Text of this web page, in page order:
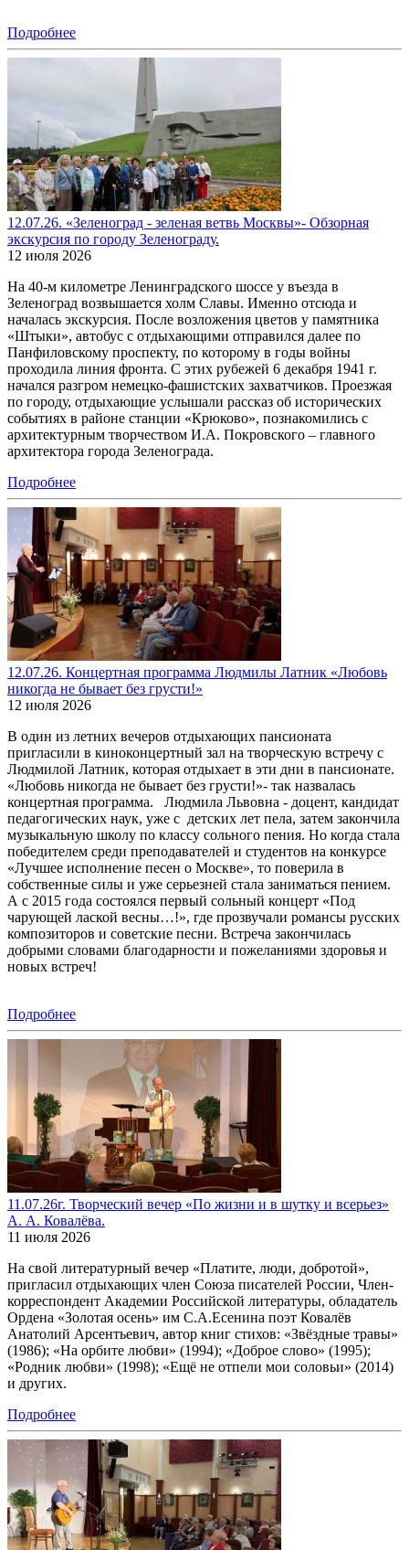
Подробнее
12.07.26. «Зеленоград - зеленая ветвь Москвы»- Обзорная
экскурсия по городу Зеленограду.
12 июля 2026
На 40-м километре Ленинградского шоссе у въезда в
Зеленоград возвышается холм Славы. Именно отсюда и
началась экскурсия. После возложения цветов у памятника
«Штыки», автобус с отдыхающими отправился далее по
Панфиловскому проспекту, по которому в годы войны
проходила линия фронта. С этих рубежей 6 декабря 1941 г.
начался разгром немецко-фашистских захватчиков. Проезжая
по городу, отдыхающие услышали рассказ об исторических
событиях в районе станции «Крюково», познакомились с
архитектурным творчеством И.А. Покровского – главного
архитектора города Зеленограда.
Подробнее
12.07.26. Концертная программа Людмилы Латник «Любовь
никогда не бывает без грусти!»
12 июля 2026
В один из летних вечеров отдыхающих пансионата
пригласили в киноконцертный зал на творческую встречу с
Людмилой Латник, которая отдыхает в эти дни в пансионате.
«Любовь никогда не бывает без грусти!»- так назвалась
концертная программа. Людмила Львовна - доцент, кандидат
педагогических наук, уже с детских лет пела, затем закончила
музыкальную школу по классу сольного пения. Но когда стала
победителем среди преподавателей и студентов на конкурсе
«Лучшее исполнение песен о Москве», то поверила в
собственные силы и уже серьезней стала заниматься пением.
А с 2015 года состоялся первый сольный концерт «Под
чарующей лаской весны…!», где прозвучали романсы русских
композиторов и советские песни. Встреча закончилась
добрыми словами благодарности и пожеланиями здоровья и
новых встреч!
Подробнее
11.07.26г. Творческий вечер «По жизни и в шутку и всерьез»
А. А. Ковалёва.
11 июля 2026
На свой литературный вечер «Платите, люди, добротой»,
пригласил отдыхающих член Союза писателей России, Член-
корреспондент Академии Российской литературы, обладатель
Ордена «Золотая осень» им С.А.Есенина поэт Ковалёв
Анатолий Арсентьевич, автор книг стихов: «Звёздные травы»
(1986); «На орбите любви» (1994); «Доброе слово» (1995);
«Родник любви» (1998); «Ещё не отпели мои соловьи» (2014)
и других.
Подробнее